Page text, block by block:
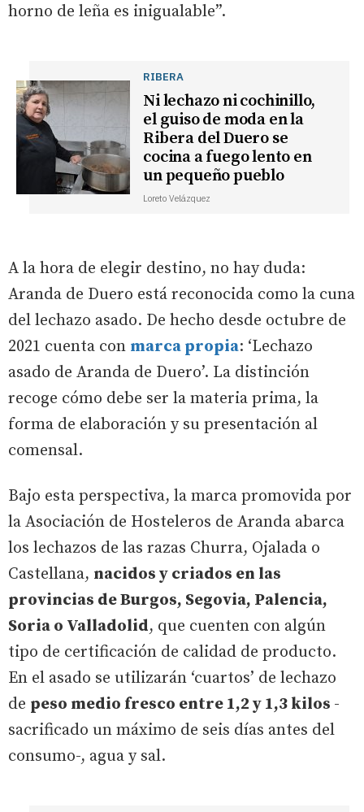
horno de leña es inigualable”.
RIBERA
Ni lechazo ni cochinillo,
el guiso de moda en la
Ribera del Duero se
cocina a fuego lento en
un pequeño pueblo
Loreto Velázquez
A la hora de elegir destino, no hay duda:
Aranda de Duero está reconocida como la cuna
del lechazo asado. De hecho desde octubre de
2021 cuenta con marca propia: ‘Lechazo
asado de Aranda de Duero’. La distinción
recoge cómo debe ser la materia prima, la
forma de elaboración y su presentación al
comensal.
Bajo esta perspectiva, la marca promovida por
la Asociación de Hosteleros de Aranda abarca
los lechazos de las razas Churra, Ojalada o
Castellana, nacidos y criados en las
provincias de Burgos, Segovia, Palencia,
Soria o Valladolid, que cuenten con algún
tipo de certificación de calidad de producto.
En el asado se utilizarán ‘cuartos’ de lechazo
de peso medio fresco entre 1,2 y 1,3 kilos -
sacrificado un máximo de seis días antes del
consumo-, agua y sal.